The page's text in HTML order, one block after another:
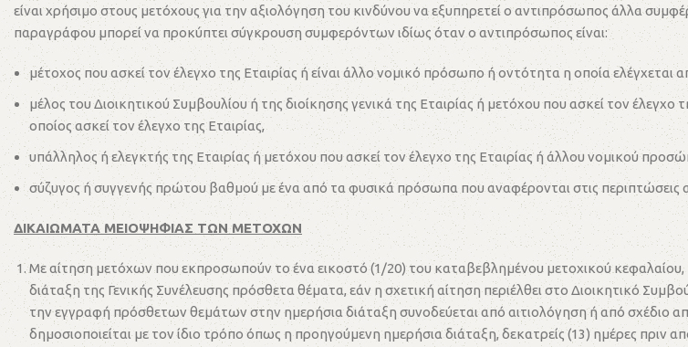
είναι χρήσιμο στους μετόχους για την αξιολόγηση του κινδύνου να εξυπηρετεί ο αντιπρόσωπος άλλα
παραγράφου μπορεί να προκύπτει σύγκρουση συμφερόντων ιδίως όταν ο αντιπρόσωπος είναι:
μέτοχος που ασκεί τον έλεγχο της Εταιρίας ή είναι άλλο νομικό πρόσωπο ή οντότητα η οποία ελέγχεται
μέλος του Διοικητικού Συμβουλίου ή της διοίκησης γενικά της Εταιρίας ή μετόχου που ασκεί τον
οποίος ασκεί τον έλεγχο της Εταιρίας,
υπάλληλος ή ελεγκτής της Εταιρίας ή μετόχου που ασκεί τον έλεγχο της Εταιρίας ή άλλου νομικού
σύζυγος ή συγγενής πρώτου βαθμού με ένα από τα φυσικά πρόσωπα που αναφέρονται στις περιπτώσεις
ΔΙΚΑΙΩΜΑΤΑ ΜΕΙΟΨΗΦΙΑΣ ΤΩΝ ΜΕΤΟΧΩΝ
Με αίτηση μετόχων που εκπροσωπούν το ένα εικοστό (1/20) του καταβεβλημένου μετοχικού κεφαλαίου,
διάταξη της Γενικής Συνέλευσης πρόσθετα θέματα, εάν η σχετική αίτηση περιέλθει στο Διοικητικό
την εγγραφή πρόσθετων θεμάτων στην ημερήσια διάταξη συνοδεύεται από αιτιολόγηση ή από σχέδιο
δημοσιοποιείται με τον ίδιο τρόπο όπως η προηγούμενη ημερήσια διάταξη, δεκατρείς (13) ημέρες πριν